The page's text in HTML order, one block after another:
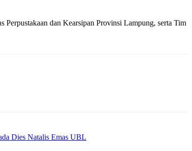
Perpustakaan dan Kearsipan Provinsi Lampung, serta Tim
Dies Natalis Emas UBL